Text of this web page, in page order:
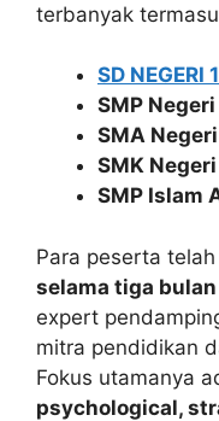
terbanyak
SD NEGERI
SMP Negeri
SMA Negeri
SMK Negeri
SMP Islam
Para peserta
selama tiga
expert
mitra pendidikan
Fokus utamanya
psychological,